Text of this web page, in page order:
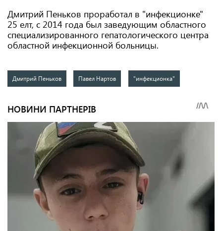
Дмитрий Пеньков проработал в "инфекционке"
25 елт, с 2014 года был заведующим областного
специализированного гепатологического центра
областной инфекционной больницы.
Дмитрий Пеньков Павел Нартов "инфекционка"